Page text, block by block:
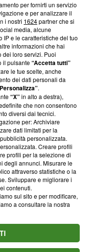
su Blasting
come ci impegniamo a
nostra aderenza a
News non è
richiesto di farne
una verifica di
Frasca, 3 - 6900
per fornirti un servizio
e per analizzare il
i nostri 1624partner che si
media, alcune
IP e le caratteristiche del tuo
informazioni che hai
dei loro servizi. Puoi
il pulsante“Accetta tutti”
le tue scelte, anche
dei dati personali da
.
“X”in alto a destra),
che non consentono
diversi dai tecnici.
per: Archiviare
dati limitati per la
personalizzata.
Creare profili
profili per la selezione di
degli annunci. Misurare le
attraverso statistiche o la
Sviluppare e migliorare i
contenuti.
sul sito e per modificare,
a consultare la nostra